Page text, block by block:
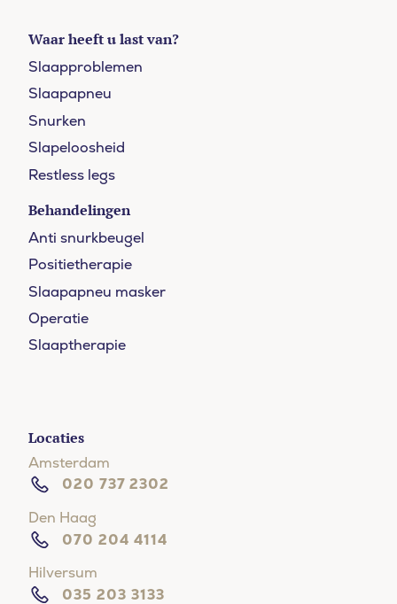
Waar heeft u last van?
Slaapproblemen
Slaapapneu
Snurken
Slapeloosheid
Restless legs
Behandelingen
Anti snurkbeugel
Positietherapie
Slaapapneu masker
Operatie
Slaaptherapie
Locaties
Amsterdam
020 737 2302
Den Haag
070 204 4114
Hilversum
035 203 3133